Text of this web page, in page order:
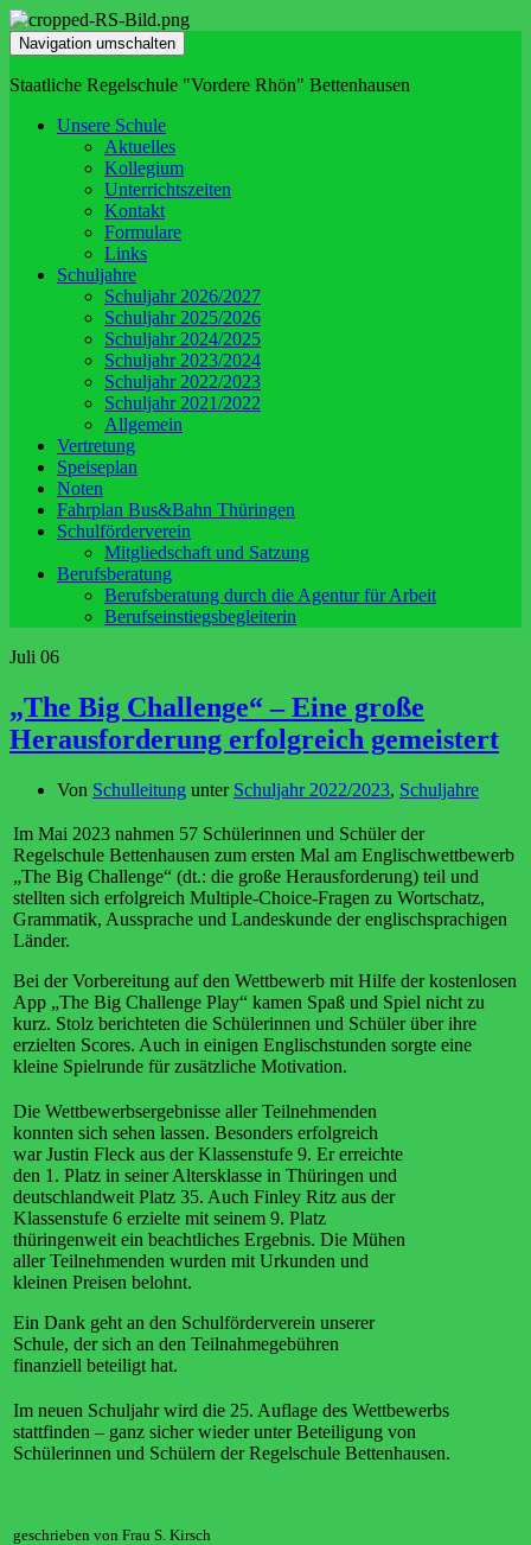
Navigation umschalten
Staatliche Regelschule "Vordere Rhön" Bettenhausen
Unsere Schule
Aktuelles
Kollegium
Unterrichtszeiten
Kontakt
Formulare
Links
Schuljahre
Schuljahr 2026/2027
Schuljahr 2025/2026
Schuljahr 2024/2025
Schuljahr 2023/2024
Schuljahr 2022/2023
Schuljahr 2021/2022
Allgemein
Vertretung
Speiseplan
Noten
Fahrplan Bus&Bahn Thüringen
Schulförderverein
Mitgliedschaft und Satzung
Berufsberatung
Berufsberatung durch die Agentur für Arbeit
Berufseinstiegsbegleiterin
Juli 06
„The Big Challenge“ – Eine große
Herausforderung erfolgreich gemeistert
Von Schulleitung unter Schuljahr 2022/2023, Schuljahre
Im Mai 2023 nahmen 57 Schülerinnen und Schüler der
Regelschule Bettenhausen zum ersten Mal am Englischwettbewerb
„The Big Challenge“ (dt.: die große Herausforderung) teil und
stellten sich erfolgreich Multiple-Choice-Fragen zu Wortschatz,
Grammatik, Aussprache und Landeskunde der englischsprachigen
Länder.
Bei der Vorbereitung auf den Wettbewerb mit Hilfe der kostenlosen
App „The Big Challenge Play“ kamen Spaß und Spiel nicht zu
kurz. Stolz berichteten die Schülerinnen und Schüler über ihre
erzielten Scores. Auch in einigen Englischstunden sorgte eine
kleine Spielrunde für zusätzliche Motivation.
Die Wettbewerbsergebnisse aller Teilnehmenden
konnten sich sehen lassen. Besonders erfolgreich
war Justin Fleck aus der Klassenstufe 9. Er erreichte
den 1. Platz in seiner Altersklasse in Thüringen und
deutschlandweit Platz 35. Auch Finley Ritz aus der
Klassenstufe 6 erzielte mit seinem 9. Platz
thüringenweit ein beachtliches Ergebnis. Die Mühen
aller Teilnehmenden wurden mit Urkunden und
kleinen Preisen belohnt.
Ein Dank geht an den Schulförderverein unserer
Schule, der sich an den Teilnahmegebühren
finanziell beteiligt hat.
Im neuen Schuljahr wird die 25. Auflage des Wettbewerbs
stattfinden – ganz sicher wieder unter Beteiligung von
Schülerinnen und Schülern der Regelschule Bettenhausen.
geschrieben von Frau S. Kirsch